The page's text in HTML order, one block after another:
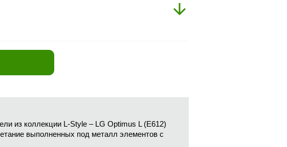
из коллекции L-Style – LG Optimus L (E612)
выполненных под металл элементов с